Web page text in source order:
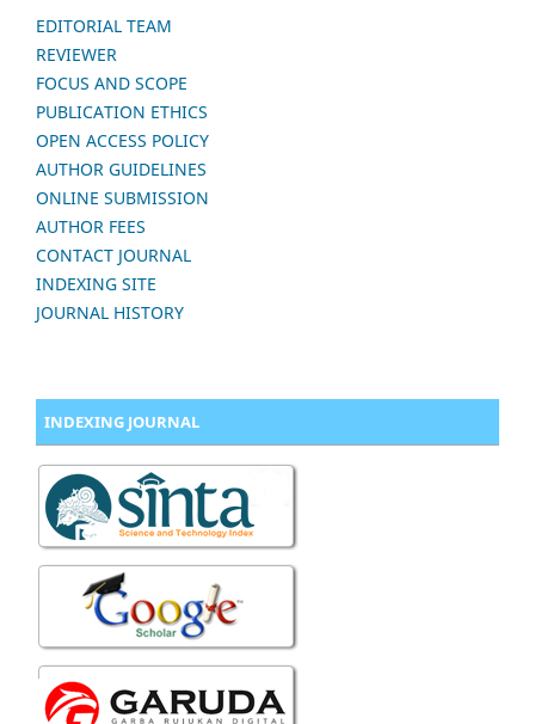
EDITORIAL TEAM
REVIEWER
FOCUS AND SCOPE
PUBLICATION ETHICS
OPEN ACCESS POLICY
AUTHOR GUIDELINES
ONLINE SUBMISSION
AUTHOR FEES
CONTACT JOURNAL
INDEXING SITE
JOURNAL HISTORY
INDEXING JOURNAL